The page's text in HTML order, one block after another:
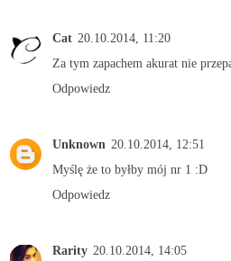
Cat 20.10.2014, 11:20
Za tym zapachem akurat nie
Odpowiedz
Unknown 20.10.2014, 12:51
Myślę że to byłby mój nr 1 :D
Odpowiedz
Rarity 20.10.2014, 14:05